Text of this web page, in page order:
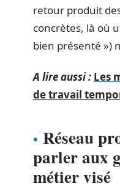
retour produit
concrètes, là où
bien présenté »)
A lire aussi : Les
de travail
Réseau
parler aux
métier visé